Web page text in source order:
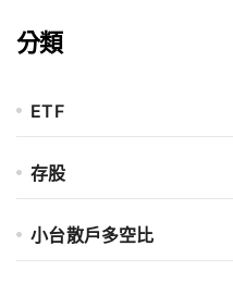
分類
ETF
存股
小台散戶多空比